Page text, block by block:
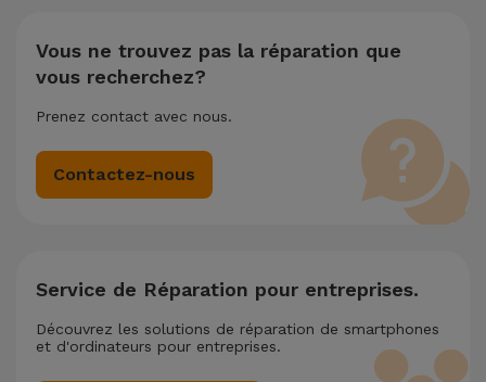
Vous ne trouvez pas la réparation que
vous recherchez?
Prenez contact avec nous.
Contactez-nous
Service de Réparation pour entreprises.
Découvrez les solutions de réparation de smartphones
et d'ordinateurs pour entreprises.